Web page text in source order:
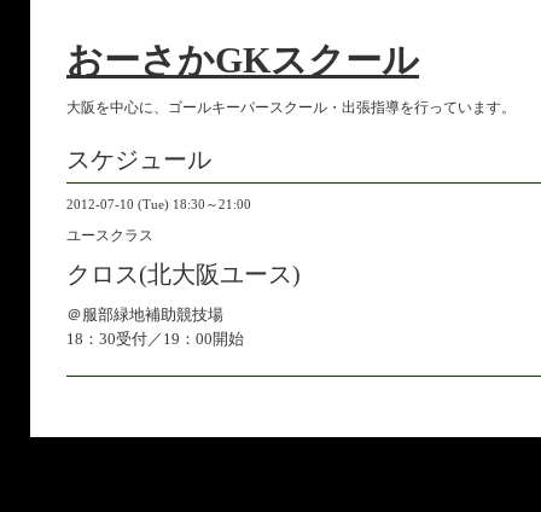
おーさかGKスクール
大阪を中心に、ゴールキーパースクール・出張指導を行っています。
スケジュール
2012-07-10 (Tue) 18:30～21:00
ユースクラス
クロス(北大阪ユース)
＠服部緑地補助競技場
18：30受付／19：00開始